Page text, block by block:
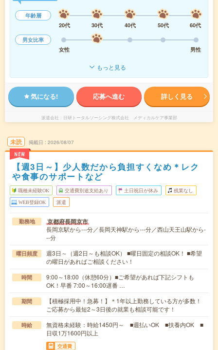
年齢層
20代
30代 40代 50代
60代
男女比率
女性
男性
もっと見る
気になる! 応募へ進む 詳しく見る
派遣会社 日研トータルソーシング株式会社 メディカルケア事業部
未読
NEW
掲載日 2026/08/07
【週3日～】少人数だから負担すくなめ＊レク
や食事のサポートなど
職種未経験OK 交通費別途支給あり 土日祝日が休み 残業なし
WEB登録OK 派遣
勤務地 京都府長岡京市
長岡京駅から---分／長岡天神駅から---分／西山天王山駅から-
--分
曜日頻度
週3日～（週2日～も相談OK） ■曜日固定の相談OK！ ■希望
の曜日があればご相談ください！
時間
9:00～18:00（休憩60分）■ご希望があれば下記シフトも
OK！早番 7:00～16:00遅番 …
期間
【積極採用中！急募！】＊1年以上勤務している方が多数！
ご応募から最短2～3日後の就業も相談可能です！
時給
無資格未経験：時給1450円～ ■週払いOK ■扶養内OK ■
日収1万1600円以上
交通費